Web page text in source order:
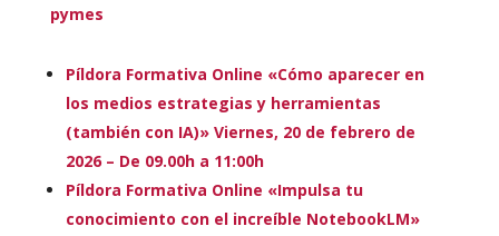
pymes
Píldora Formativa Online «Cómo aparecer en
los medios estrategias y herramientas
(también con IA)» Viernes, 20 de febrero de
2026 – De 09.00h a 11:00h
Píldora Formativa Online «Impulsa tu
conocimiento con el increíble NotebookLM»